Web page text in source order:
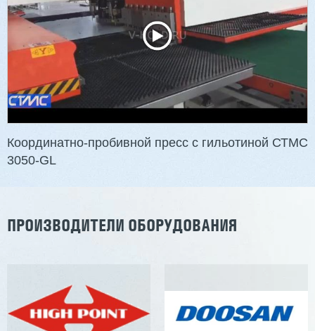
Координатно-пробивной пресс с гильотиной СТМС
3050-GL
ПРОИЗВОДИТЕЛИ ОБОРУДОВАНИЯ